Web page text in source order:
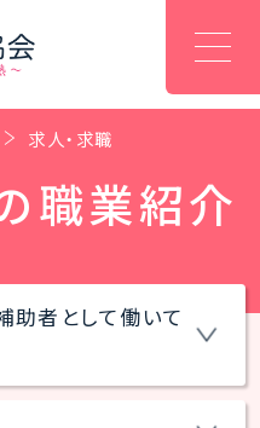
求人・求職
職業紹介
助者として働いて